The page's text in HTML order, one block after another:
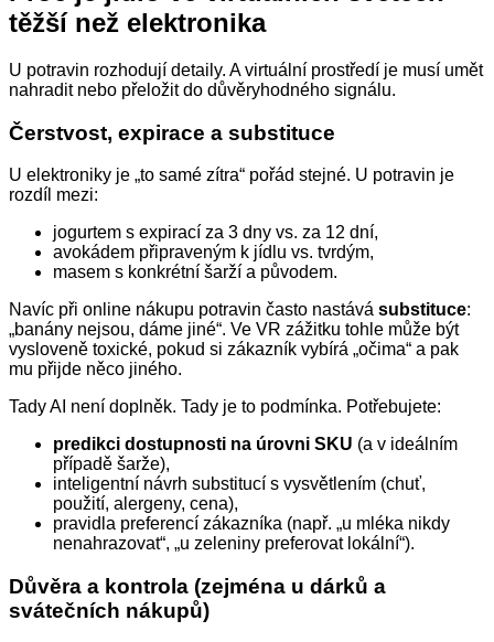
těžší než elektronika
U potravin rozhodují detaily. A virtuální prostředí je musí umět
nahradit nebo přeložit do důvěryhodného signálu.
Čerstvost, expirace a substituce
U elektroniky je „to samé zítra“ pořád stejné. U potravin je
rozdíl mezi:
jogurtem s expirací za 3 dny vs. za 12 dní,
avokádem připraveným k jídlu vs. tvrdým,
masem s konkrétní šarží a původem.
Navíc při online nákupu potravin často nastává substituce:
„banány nejsou, dáme jiné“. Ve VR zážitku tohle může být
vysloveně toxické, pokud si zákazník vybírá „očima“ a pak
mu přijde něco jiného.
Tady AI není doplněk. Tady je to podmínka. Potřebujete:
predikci dostupnosti na úrovni SKU (a v ideálním
případě šarže),
inteligentní návrh substitucí s vysvětlením (chuť,
použití, alergeny, cena),
pravidla preferencí zákazníka (např. „u mléka nikdy
nenahrazovat“, „u zeleniny preferovat lokální“).
Důvěra a kontrola (zejména u dárků a
svátečních nákupů)